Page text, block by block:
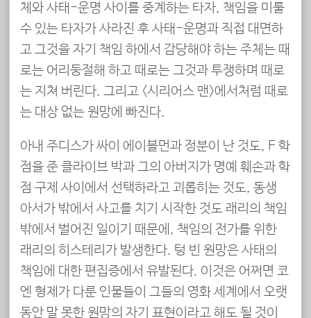
체와 사태-운명 사이를 중계하는 타자, 책임을 미룰
수 있는 타자가 사라진 후 사태-운명과 직접 대면하
고 그것을 자기 책임 하에서 감당해야 하는 주체는 때
로는 어리둥절해 하고 때로는 그것과 투쟁하며 때로
는 지쳐 버린다. 그리고 <시리어스 맨>에서처럼 때로
는 대상 없는 원망에 빠진다.
아내 주디스가 싸이 에이블먼과 정분이 난 것도, F 학
점을 준 클라이브 박과 그의 아버지가 명예 훼손과 학
점 구제 사이에서 선택하라고 괴롭히는 것도, 동생
아서가 밖에서 사고를 치기 시작한 것도 래리의 책임
밖에서 벌어진 일이기 때문에, 책임의 전가를 위한
래리의 히스테리가 발생한다. 텅 빈 원망은 사태의
책임에 대한 편집증에서 유발된다. 이것은 어쩌면 코
엔 형제가 다룬 인물들이 그들의 영화 세계에서 오랫
동안 말 못한 원망의 자기 표현이라고 해도 될 것이